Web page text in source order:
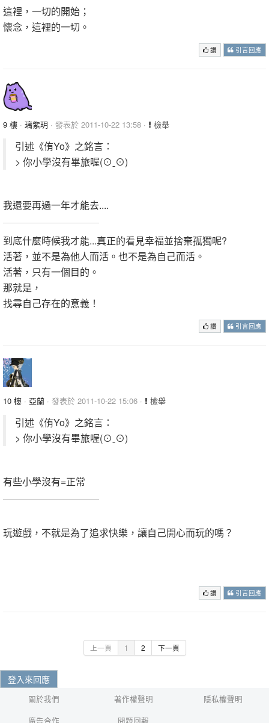
這裡，一切的開始；
懷念，這裡的一切。
讚 引言回應
9 樓 · 璃紫玥 · 發表於 2011-10-22 13:58 · 檢舉
引述《侑Yo》之銘言：
> 你小學沒有畢旅喔(⊙ˍ⊙)
我還要再過一年才能去....
到底什麼時候我才能...真正的看見幸福並捨棄孤獨呢?
活著，並不是為他人而活。也不是為自己而活。
活著，只有一個目的。
那就是，
找尋自己存在的意義！
讚 引言回應
10 樓 · 亞蘭 · 發表於 2011-10-22 15:06 · 檢舉
引述《侑Yo》之銘言：
> 你小學沒有畢旅喔(⊙ˍ⊙)
有些小學沒有=正常
玩遊戲，不就是為了追求快樂，讓自己開心而玩的嗎？
讚 引言回應
上一頁 1 2 下一頁
登入來回應
關於我們 著作權聲明
隱私權聲明
廣告合作
問題回報